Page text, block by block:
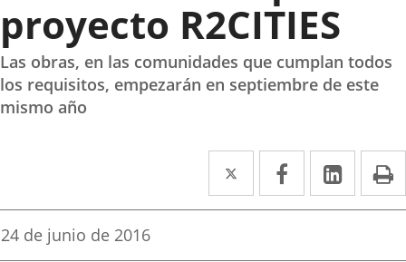
proyecto R2CITIES
Las obras, en las comunidades que cumplan todos
los requisitos, empezarán en septiembre de este
mismo año
Twitter
Enlace
a
Facebook
Enlace
a
Enlace
a
Fecha
24 de junio de 2016